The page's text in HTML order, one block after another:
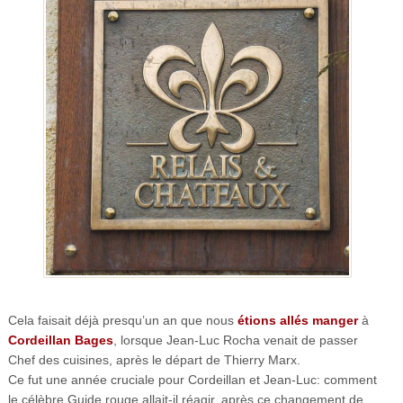
Cela faisait déjà presqu’un an que nous étions allés mangerà
Cordeillan Bages, lorsque Jean-Luc Rocha venait de passer
Chef des cuisines, après le départ de Thierry Marx.
Ce fut une année cruciale pour Cordeillan et Jean-Luc: comment
le célèbre Guide rouge allait-il réagir, après ce changement de